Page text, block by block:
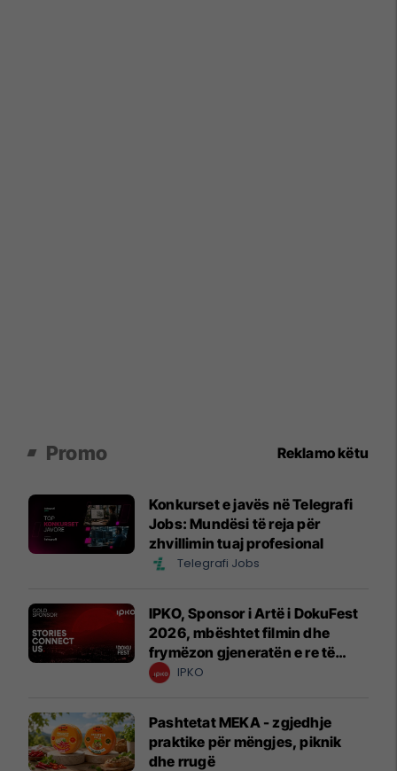
Promo Reklamo këtu
Konkurset e javës në Telegrafi
Jobs: Mundësi të reja për
zhvillimin tuaj profesional
Telegrafi Jobs
IPKO, Sponsor i Artë i DokuFest
2026, mbështet filmin dhe
frymëzon gjeneratën e re të
krijuesve
IPKO
Pashtetat MEKA - zgjedhje
praktike për mëngjes, piknik
dhe rrugë